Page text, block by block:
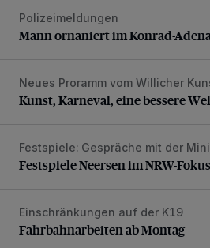
Mann ornaniert im Konrad-
Polizeimeldungen
Mann ornaniert im Konrad-
Kunst, Karneval, eine bessere
Neues Proramm vom Willicher
Kunst, Karneval, eine bessere
Festspiele Neersen im NRW-
Festspiele: Gespräche mit der
Festspiele Neersen im NRW-Fokus
Fahrbahnarbeiten ab Montag
Einschränkungen auf der K19
Fahrbahnarbeiten ab Montag